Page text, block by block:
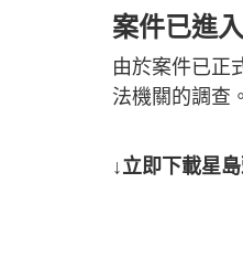
案件已進
由於案件已正
法機關的調查
↓立即下載星